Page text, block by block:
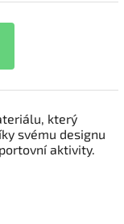
který
svému designu
aktivity.